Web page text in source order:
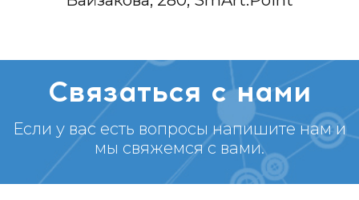
Связаться с нами
Если у вас есть вопросы напишите нам и
мы свяжемся с вами.